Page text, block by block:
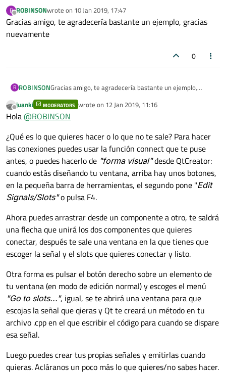
R
Offline
ROBINSONwrote on 10 Jan 2019, 17:47
last edited by
Gracias amigo, te agradecería bastante un ejemplo, gracias
nuevamente
0
R ROBINSONGracias amigo, te agradecería bastante un ejemplo,
Offline
juanki MODERATORS wrote on 12 Jan 2019, 11:16
last edited by
Hola@ROBINSON
¿Qué es lo que quieres hacer o lo que no te sale? Para hacer
las conexiones puedes usar la función connect que te puse
antes, o puedes hacerlo de "forma visual"desde QtCreator:
cuando estás diseñando tu ventana, arriba hay unos botones,
en la pequeña barra de herramientas, el segundo pone "Edit
Signals/Slots"o pulsa F4.
Ahora puedes arrastrar desde un componente a otro, te saldrá
una flecha que unirá los dos componentes que quieres
conectar, después te sale una ventana en la que tienes que
escoger la señal y el slots que quieres conectar y listo.
Otra forma es pulsar el botón derecho sobre un elemento de
tu ventana (en modo de edición normal) y escoges el menú
"Go to slots...", igual, se te abrirá una ventana para que
escojas la señal que qieras y Qt te creará un método en tu
archivo .cpp en el que escribir el código para cuando se dispare
esa señal.
Luego puedes crear tus propias señales y emitirlas cuando
quieras. Acláranos un poco más lo que quieres/no sabes hacer.